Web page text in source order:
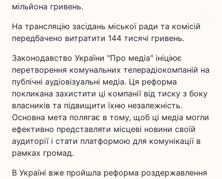
мільйона гривень.
На трансляцію засідань міської ради та комісій
передбачено витратити 144 тисячі гривень.
Законодавство України "Про медіа" ініціює
перетворення комунальних телерадіокомпаній на
публічні аудіовізуальні медіа. Ця реформа
покликана захистити ці компанії від тиску з боку
власників та підвищити їхню незалежність.
Основна мета полягає в тому, щоб ці медіа могли
ефективно представляти місцеві новини своїй
аудиторії і стати платформою для комунікації в
рамках громад.
В Україні вже пройшла реформа роздержавлення